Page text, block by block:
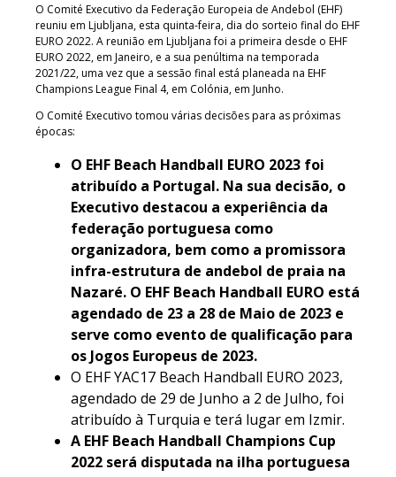
O Comité Executivo da Federação Europeia de Andebol (EHF)
reuniu em Ljubljana, esta quinta-feira, dia do sorteio final do EHF
EURO 2022. A reunião em Ljubljana foi a primeira desde o EHF
EURO 2022, em Janeiro, e a sua penúltima na temporada
2021/22, uma vez que a sessão final está planeada na EHF
Champions League Final 4, em Colónia, em Junho.
O Comité Executivo tomou várias decisões para as próximas
épocas:
O EHF Beach Handball EURO 2023 foi
atribuído a Portugal. Na sua decisão, o
Executivo destacou a experiência da
federação portuguesa como
organizadora, bem como a promissora
infra-estrutura de andebol de praia na
Nazaré. O EHF Beach Handball EURO está
agendado de 23 a 28 de Maio de 2023 e
serve como evento de qualificação para
os Jogos Europeus de 2023.
O EHF YAC17 Beach Handball EURO 2023,
agendado de 29 de Junho a 2 de Julho, foi
atribuído à Turquia e terá lugar em Izmir.
A EHF Beach Handball Champions Cup
2022 será disputada na ilha portuguesa